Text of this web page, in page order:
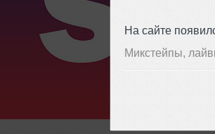
На сайте
Микстейпы,